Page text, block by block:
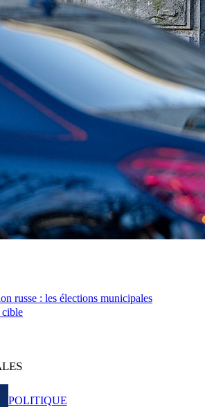
russe : les élections municipales
cible
POLITIQUE